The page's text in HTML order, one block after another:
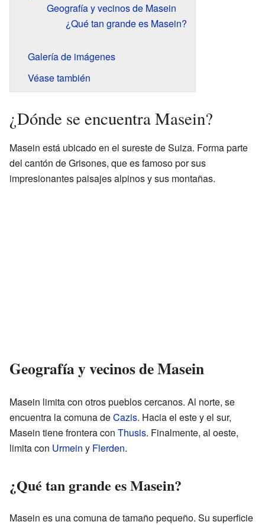
Geografía y vecinos de Masein
¿Qué tan grande es Masein?
Galería de imágenes
Véase también
¿Dónde se encuentra Masein?
Masein está ubicado en el sureste de Suiza. Forma parte
del cantón de Grisones, que es famoso por sus
impresionantes paisajes alpinos y sus montañas.
Geografía y vecinos de Masein
Masein limita con otros pueblos cercanos. Al norte, se
encuentra la comuna deCazis. Hacia el este y el sur,
Masein tiene frontera con Thusis. Finalmente, al oeste,
limita con Urmein y Flerden.
¿Qué tan grande es Masein?
Masein es una comuna de tamaño pequeño. Su superficie